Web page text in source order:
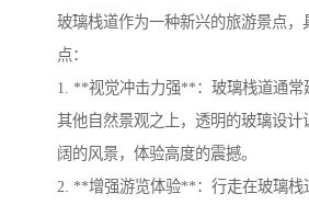
玻璃栈道作为一种新兴的旅游景点，
点：
1. **视觉冲击力强**：玻璃栈道通常
其他自然景观之上，透明的玻璃设计
阔的风景，体验高度的震撼。
2. **增强游览体验**：行走在玻璃栈